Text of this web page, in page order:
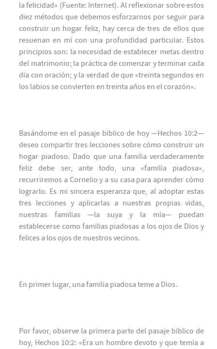
la felicidad» (Fuente: Internet). Al reflexionar sobre estos
diez métodos que debemos esforzarnos por seguir para
construir un hogar feliz, hay cerca de tres de ellos que
resuenan en mí con una profundidad particular. Estos
principios son: la necesidad de establecer metas dentro
del matrimonio; la práctica de comenzar y terminar cada
día con oración; y la verdad de que «treinta segundos en
los labios se convierten en treinta años en el corazón».
Basándome en el pasaje bíblico de hoy —Hechos 10:2—
deseo compartir tres lecciones sobre cómo construir un
hogar piadoso. Dado que una familia verdaderamente
feliz debe ser, ante todo, una «familia piadosa»,
recurriremos a Cornelio y a su casa para aprender cómo
lograrlo. Es mi sincera esperanza que, al adoptar estas
tres lecciones y aplicarlas a nuestras propias vidas,
nuestras familias —la suya y la mía— puedan
establecerse como familias piadosas a los ojos de Dios y
felices a los ojos de nuestros vecinos.
En primer lugar, una familia piadosa teme a Dios.
Por favor, observe la primera parte del pasaje bíblico de
hoy, Hechos 10:2: «Era un hombre devoto y que temía a